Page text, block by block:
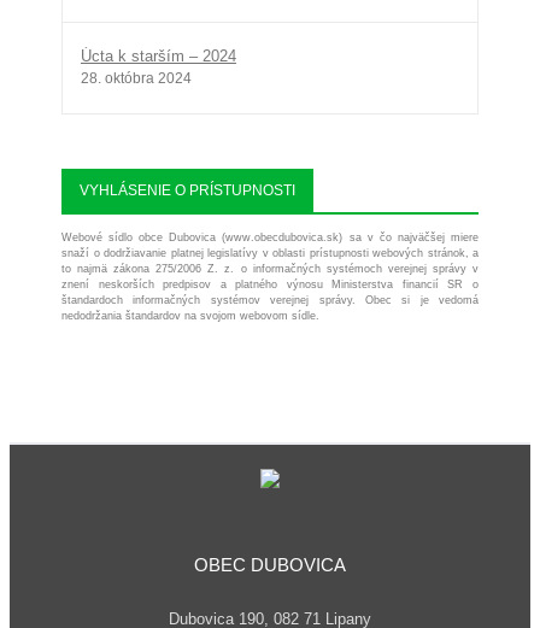
Úcta k starším – 2024
28. októbra 2024
VYHLÁSENIE O PRÍSTUPNOSTI
Webové sídlo obce Dubovica (www.obecdubovica.sk) sa v čo najväčšej miere
snaží o dodržiavanie platnej legislatívy v oblasti prístupnosti webových stránok, a
to najmä zákona 275/2006 Z. z. o informačných systémoch verejnej správy v
znení neskorších predpisov a platného výnosu Ministerstva financií SR o
štandardoch informačných systémov verejnej správy. Obec si je vedomá
nedodržania štandardov na svojom webovom sídle.
OBEC DUBOVICA
Dubovica 190, 082 71 Lipany